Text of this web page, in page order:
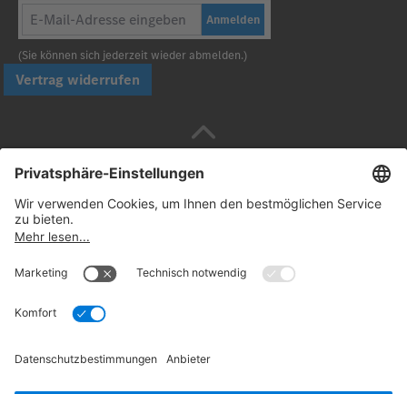
Anmelden
(Sie können sich jederzeit wieder abmelden.)
Vertrag widerrufen
Sicher bezahlen mit
© 2026. Daimler Truck AG. Alle Rechte vorbehalten